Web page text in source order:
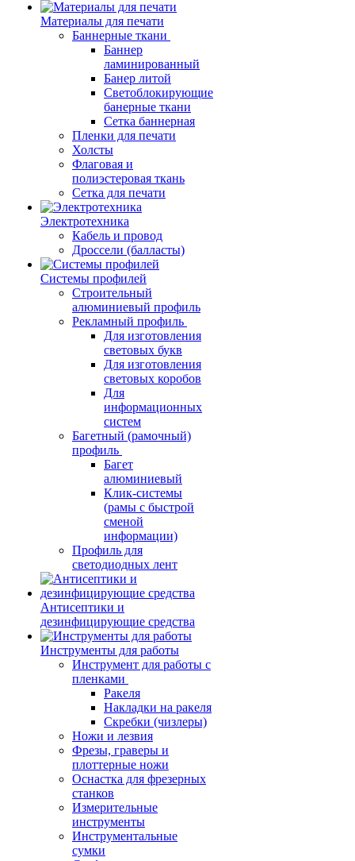
Материалы для печати
Баннерные ткани
Баннер
ламинированный
Банер литой
Светоблокирующие
банерные ткани
Сетка баннерная
Пленки для печати
Холсты
Флаговая и
полиэстеровая ткань
Сетка для печати
Электротехника
Кабель и провод
Дроссели (балласты)
Системы профилей
Строительный
алюминиевый профиль
Рекламный профиль
Для изготовления
световых букв
Для изготовления
световых коробов
Для
информационных
систем
Багетный (рамочный)
профиль
Багет
алюминиевый
Клик-системы
(рамы с быстрой
сменой
информации)
Профиль для
светодиодных лент
Антисептики и
дезинфицирующие средства
Инструменты для работы
Инструмент для работы с
пленками
Ракеля
Накладки на ракеля
Скребки (чизлеры)
Ножи и лезвия
Фрезы, граверы и
плоттерные ножи
Оснастка для фрезерных
станков
Измерительные
инструменты
Инструментальные
сумки